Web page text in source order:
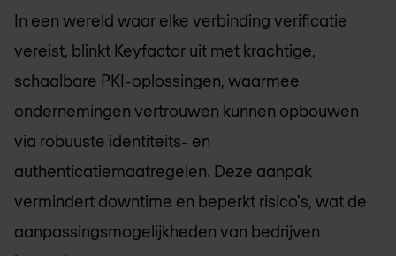
In een wereld waar elke verbinding verificatie
vereist, blinkt Keyfactor uit met krachtige,
schaalbare PKI-oplossingen, waarmee
ondernemingen vertrouwen kunnen opbouwen
via robuuste identiteits- en
authenticatiemaatregelen. Deze aanpak
vermindert downtime en beperkt risico's, wat de
aanpassingsmogelijkheden van bedrijven